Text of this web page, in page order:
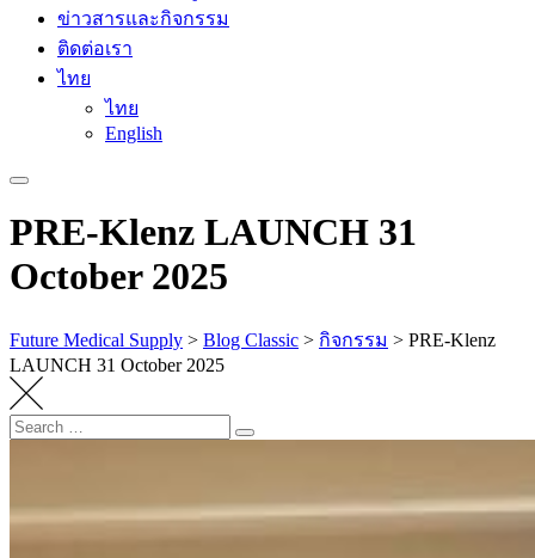
ข่าวสารและกิจกรรม
ติดต่อเรา
ไทย
ไทย
English
PRE-Klenz LAUNCH 31
October 2025
Future Medical Supply > Blog Classic > กิจกรรม > PRE-Klenz
LAUNCH 31 October 2025
Search
for:
Search